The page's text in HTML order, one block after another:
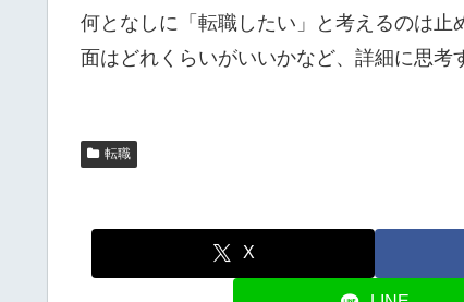
何となしに「転職したい」と考えるのは
面はどれくらいがいいかなど、詳細に思考
転職
X